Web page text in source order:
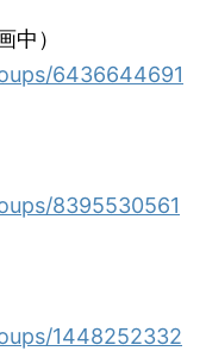
中）
6436644691
8395530561
1448252332